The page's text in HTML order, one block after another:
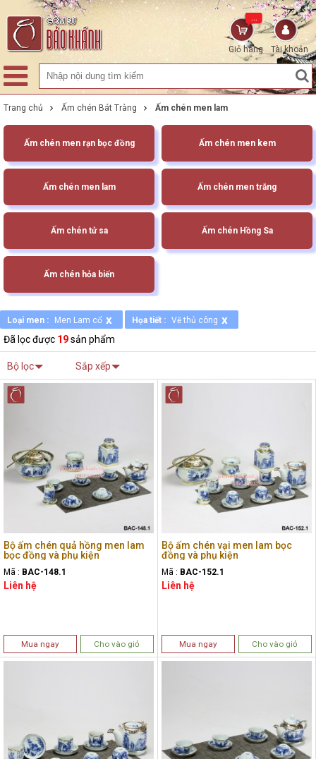
Tài khoản
Giỏ hàng
...
Trang chủ Ấm chén Bát Tràng Ấm chén men lam
Ấm chén men rạn bọc đồng Ấm chén men kem
Ấm chén men lam Ấm chén men trắng
Ấm chén tử sa Ấm chén Hồng Sa
Ấm chén hỏa biến
Loại men : Men Lam cổ x Họa tiết : Vẽ thủ công x
Đã lọc được 19sản phẩm
Bộ lọc Sắp xếp
Bộ ấm chén quả hồng men lam
bọc đồng và phụ kiện
Mã : BAC-148.1
Liên hệ
Mua ngay Cho vào giỏ
Bộ ấm chén vại men lam bọc
đồng và phụ kiện
Mã : BAC-152.1
Liên hệ
Mua ngay Cho vào giỏ